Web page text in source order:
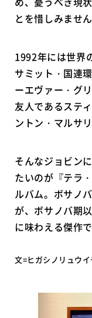
とを惜しみませ
1992年には世界
サミット・国連
ーエヴァー・グ
友人であるステ
ントン・マルサ
そんなジョビン
たいのが『テラ
ルバム。ボサノ
が、ボサノバ期
に味わえる傑作で
文=ヒガシノリュウイ